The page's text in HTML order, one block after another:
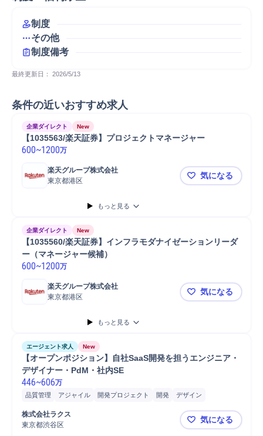
制度
その他
制度備考
最終更新日： 2026/5/13
条件の近いおすすめ求人
企業ダイレクト New
【1035563/楽天証券】プロジェクトマネージャー
600~1200万
楽天グループ株式会社
東京都港区
【1035563/
気になる
もっと見る
企業ダイレクト New
【1035560/楽天証券】インフラモダナイゼーションリーダ
ー（マネージャー候補）
600~1200万
楽天グループ株式会社
東京都港区
【1035560/
気になる
もっと見る
エージェント求人 New
【オープンポジション】自社SaaS開発を担うエンジニア・
デザイナー・PdM・社内SE
446~606万
品質管理 アジャイル 開発プロジェクト 開発
デザイン
プロジェクト
リーダー
マネジメント
アーキテクト
株式会社ラクス
東京都渋谷区
【オープン
気になる